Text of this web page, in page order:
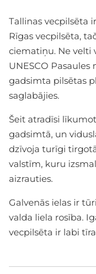
Tallinas vecpilsēta
Rīgas vecpilsēta,
ciematiņu. Ne velti
UNESCO Pasaules
gadsimta pilsētas
saglabājies.
Šeit atradīsi
gadsimtā, un
dzīvoja turīgi
valstīm, kuru
aizrauties.
Galvenās ielas ir
valda liela rosība.
vecpilsēta ir labi